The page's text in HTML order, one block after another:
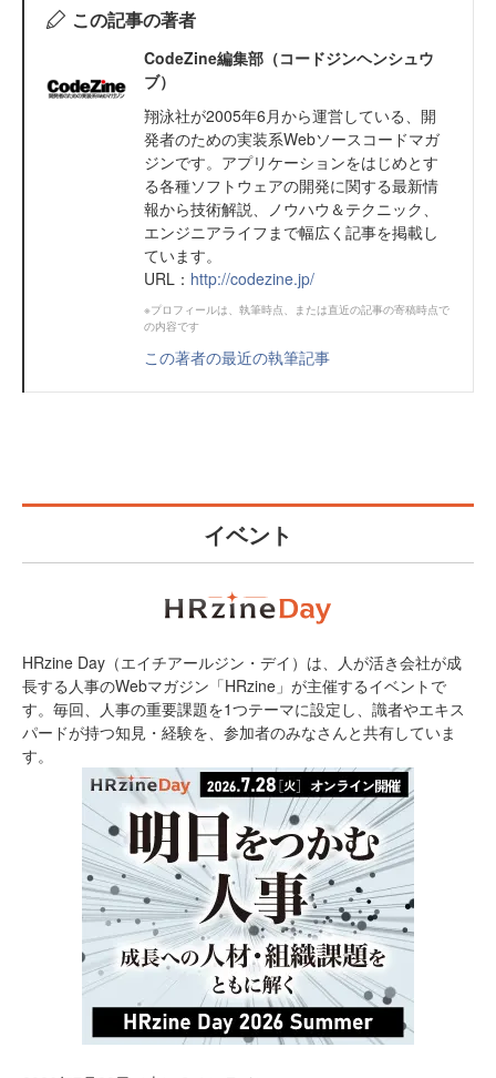
この記事の著者
CodeZine編集部（コードジンヘンシュウ
ブ）
翔泳社が2005年6月から運営している、開
発者のための実装系Webソースコードマガ
ジンです。アプリケーションをはじめとす
る各種ソフトウェアの開発に関する最新情
報から技術解説、ノウハウ＆テクニック、
エンジニアライフまで幅広く記事を掲載し
ています。
URL： http://codezine.jp/
※プロフィールは、執筆時点、または直近の記事の寄稿時点で
の内容です
この著者の最近の執筆記事
イベント
HRzine Day（エイチアールジン・デイ）は、人が活き会社が成
長する人事のWebマガジン「HRzine」が主催するイベントで
す。毎回、人事の重要課題を1つテーマに設定し、識者やエキス
パードが持つ知見・経験を、参加者のみなさんと共有していま
す。